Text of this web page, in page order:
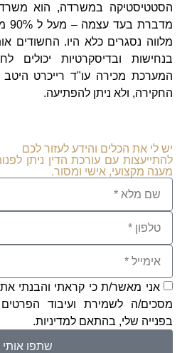
הסטטיסטיקה במשרדה, הוא
מלווה נסגרים כלא היו. החשודים
בנחישות ובדיסקרטיות יכולים
המערכת מכירה עו"ד רייכרט
החקירה, ולא ניתן להפתיעה.
יש לי את הכלים והידע לעזור לכם
להתייעצות עם עורכת הדין ניתן
מענה מקצועי, אישי ומסור.
אני מאשר/ת כי קראתי והבנתי את
מסכים/ה לשמירת ועיבוד
בפנייה שלי, בהתאם למדיניות.
שתפו אותי